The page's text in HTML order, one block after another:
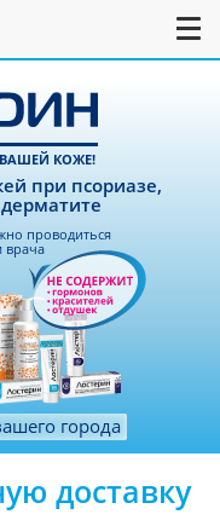
ВАШЕЙ КОЖЕ!
при псориазе,
проводиться
врача
города
доставку